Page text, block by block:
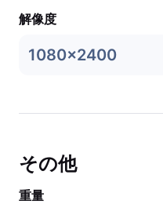
解像度
1080x2400
その他
重量